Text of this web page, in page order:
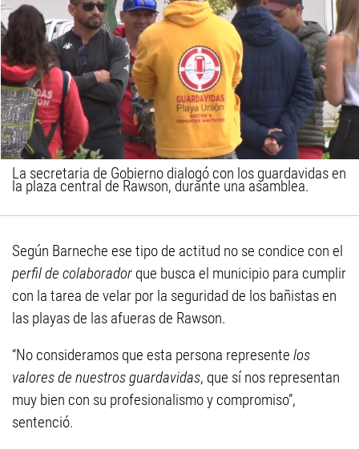
La secretaria de Gobierno dialogó con los guardavidas en
la plaza central de Rawson, durante una asamblea.
Según Barneche ese tipo de actitud no se condice con el
perfil de colaborador que busca el municipio para cumplir
con la tarea de velar por la seguridad de los bañistas en
las playas de las afueras de Rawson.
“No consideramos que esta persona represente los
valores de nuestros guardavidas, que sí nos representan
muy bien con su profesionalismo y compromiso”,
sentenció.